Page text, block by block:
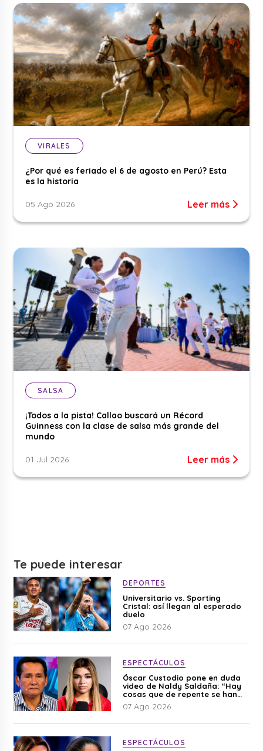
VIRALES
¿Por qué es feriado el 6 de agosto en Perú? Esta
es la historia
05 Ago 2026 Leer más
SALSA
¡Todos a la pista! Callao buscará un Récord
Guinness con la clase de salsa más grande del
mundo
01 Jul 2026 Leer más
Te puede interesar
DEPORTES
Universitario vs. Sporting
Cristal: así llegan al esperado
duelo
07 Ago 2026
ESPECTÁCULOS
Óscar Custodio pone en duda
video de Naldy Saldaña: “Hay
cosas que de repente se han
editado”
07 Ago 2026
ESPECTÁCULOS